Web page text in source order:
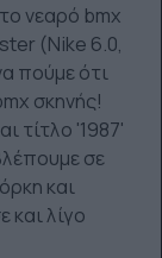
νεαρό bmx
(Nike 6.0,
πούμε ότι
σκηνής!
τίτλο '1987'
σε
και
λίγο